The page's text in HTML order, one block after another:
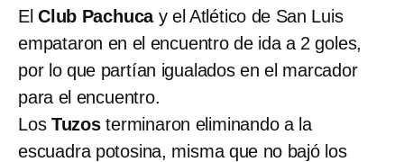
El Club Pachucay el Atlético de San Luis
empataron en el encuentro de ida a 2 goles,
por lo que partían igualados en el marcador
para el encuentro.
Los Tuzosterminaron eliminando a la
escuadra potosina, misma que no bajó los